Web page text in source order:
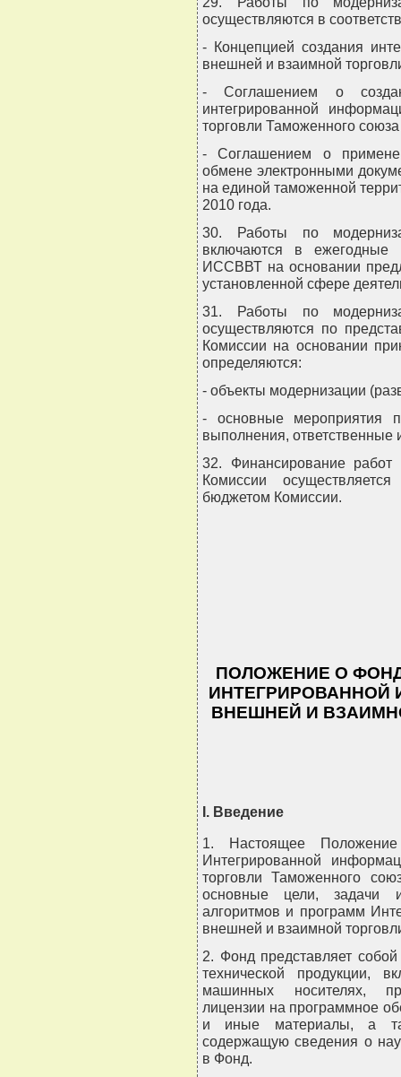
осуществляются в
- Концепцией создания
внешней и взаимной
- Соглашением о
интегрированной
торговли Таможенного
- Соглашением о
обмене электронными
на единой таможенной
2010 года.
30. Работы по
включаются в ежегодные
ИССВВТ на основании
установленной сфере
31. Работы по
осуществляются по
Комиссии на основании
определяются:
- объекты модернизации
- основные мероприятия
выполнения, ответственные
32. Финансирование
Комиссии
бюджетом Комиссии.
ПОЛОЖЕНИЕ О
ВНЕШНЕЙ И
I. Введение
1. Настоящее
Интегрированной
торговли Таможенного
основные цели, задачи
алгоритмов и программ
внешней и взаимной
2. Фонд представляет
технической продукции,
машинных носителях,
лицензии на программное
и иные материалы, а
содержащую сведения о
в Фонд.